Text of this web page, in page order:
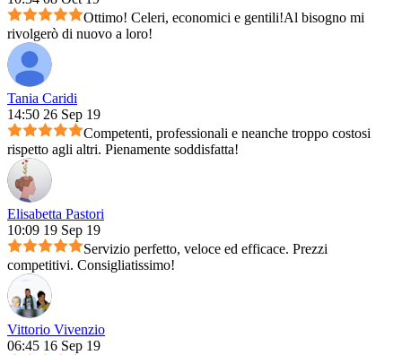
Ottimo! Celeri, economici e gentili!Al bisogno mi
rivolgerò di nuovo a loro!
Tania Caridi
14:50 26 Sep 19
Competenti, professionali e neanche troppo costosi
rispetto agli altri. Pienamente soddisfatta!
Elisabetta Pastori
10:09 19 Sep 19
Servizio perfetto, veloce ed efficace. Prezzi
competitivi. Consigliatissimo!
Vittorio Vivenzio
06:45 16 Sep 19